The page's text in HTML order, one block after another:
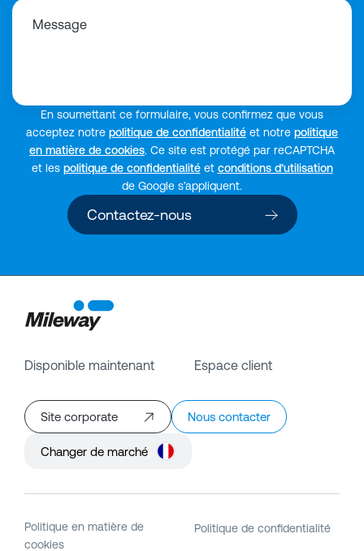
Message
En soumettant ce formulaire, vous confirmez que vous
acceptez notre politique de confidentialité et notre politique
en matière de cookies. Ce site est protégé par reCAPTCHA
et les politique de confidentialitéet conditions d’utilisation
de Google s’appliquent.
Contactez-nous
Disponible maintenant Espace client
Site corporate Nous contacter
Changer de marché
Politique en matière de
cookies
Politique de confidentialité